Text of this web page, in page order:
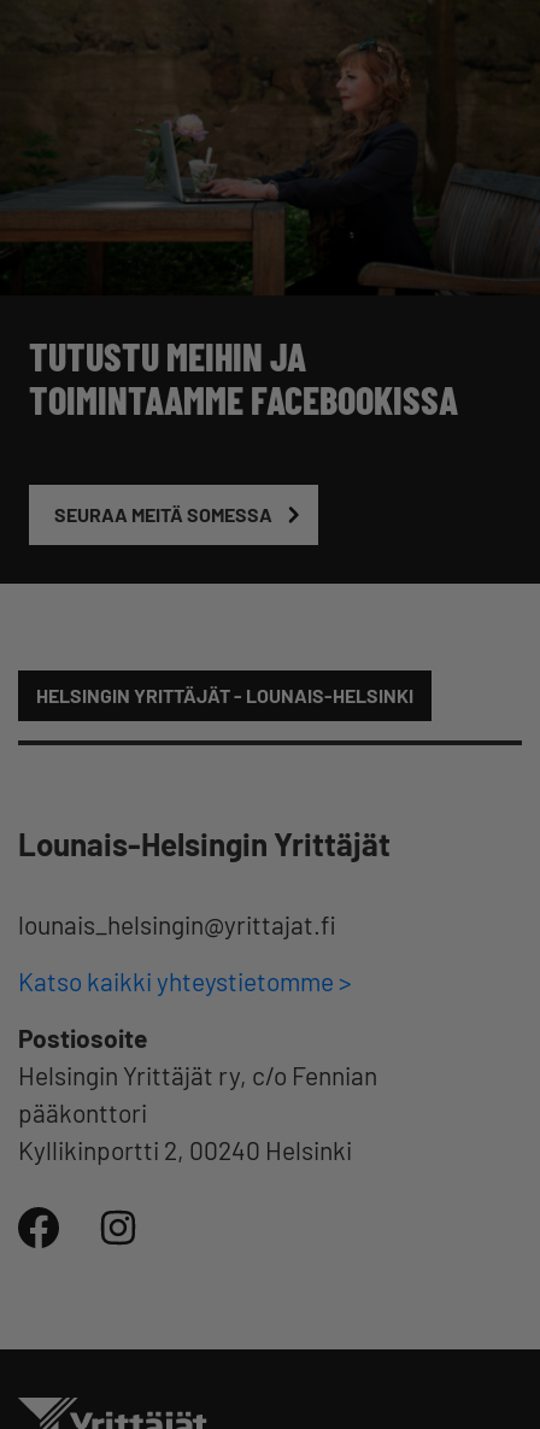
TUTUSTU MEIHIN JA
TOIMINTAAMME FACEBOOKISSA
SEURAA MEITÄ SOMESSA
HELSINGIN YRITTÄJÄT - LOUNAIS-HELSINKI
Lounais-Helsingin Yrittäjät
lounais_helsingin@yrittajat.fi
Katso kaikki yhteystietomme >
Postiosoite
Helsingin Yrittäjät ry, c/o Fennian
pääkonttori
Kyllikinportti 2, 00240 Helsinki